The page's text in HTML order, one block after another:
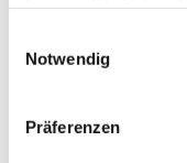
Notwendig
Präferenzen
Aufgaben,
Nach